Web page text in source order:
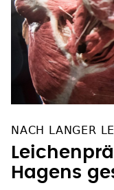
NACH LANGER
Hagens